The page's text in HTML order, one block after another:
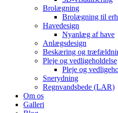
Brolægning
Brolægning til
Havedesign
Nyanlæg af have
Anlægsdesign
Beskæring og
Pleje og vedligeholdelse
Pleje og
Snerydning
Regnvandsbede (LAR)
Om os
Galleri